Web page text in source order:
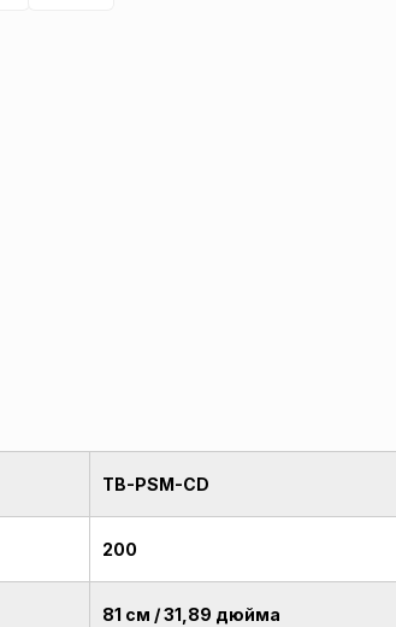
TB-PSM-CD
200
81 см / 31,89 дюйма